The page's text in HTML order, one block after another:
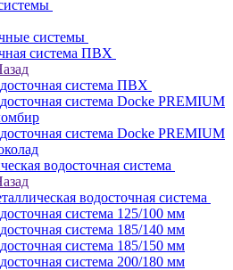
системы
система ПВХ
система ПВХ
система Docke PREMIUM
система Docke PREMIUM
водосточная система
водосточная система
система 125/100 мм
система 185/140 мм
система 185/150 мм
система 200/180 мм